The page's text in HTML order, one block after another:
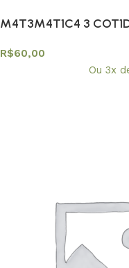
M4T3M4T1C4 3
R$60,00
Ou 3x